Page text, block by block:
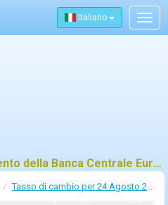
Italiano
Tassi di cambio di riferimento della Banca Centrale Europea (BCE) per 24 agosto 2020
Tasso di cambio per 24 Agosto 2020